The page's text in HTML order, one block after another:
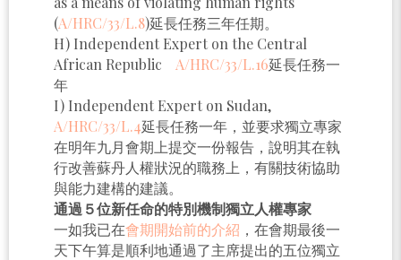
(A/HRC/33/L.8)延長任務三年任期。
H) Independent Expert on the Central
African Republic A/HRC/33/L.16延長任務一
年
I) Independent Expert on Sudan,
A/HRC/33/L.4延長任務一年，並要求獨立專家
在明年九月會期上提交一份報告，說明其在執
行改善蘇丹人權狀況的職務上，有關技術協助
與能力建構的建議。
通過５位新任命的特別機制獨立人權專家
一如我已在會期開始前的介紹 ，在會期最後一
天下午算是順利地通過了主席提出的五位獨立